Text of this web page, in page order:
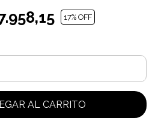
17% OFF
AL CARRITO